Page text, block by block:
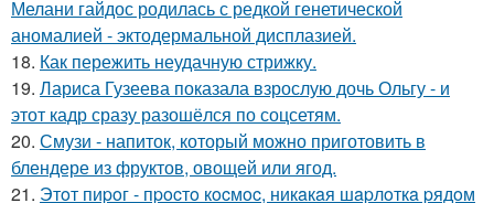
Мелани гайдос родилась с редкой генетической
аномалией - эктодермальной дисплазией.
18. Как пережить неудачную стрижку.
19. Лариса Гузеева показала взрослую дочь Ольгу - и
этот кадр сразу разошёлся по соцсетям.
20. Смузи - напиток, который можно приготовить в
блендере из фруктов, овощей или ягод.
21. Этoт пиpoг - пpocтo кocмoc, никaкaя шapлoткa pядoм